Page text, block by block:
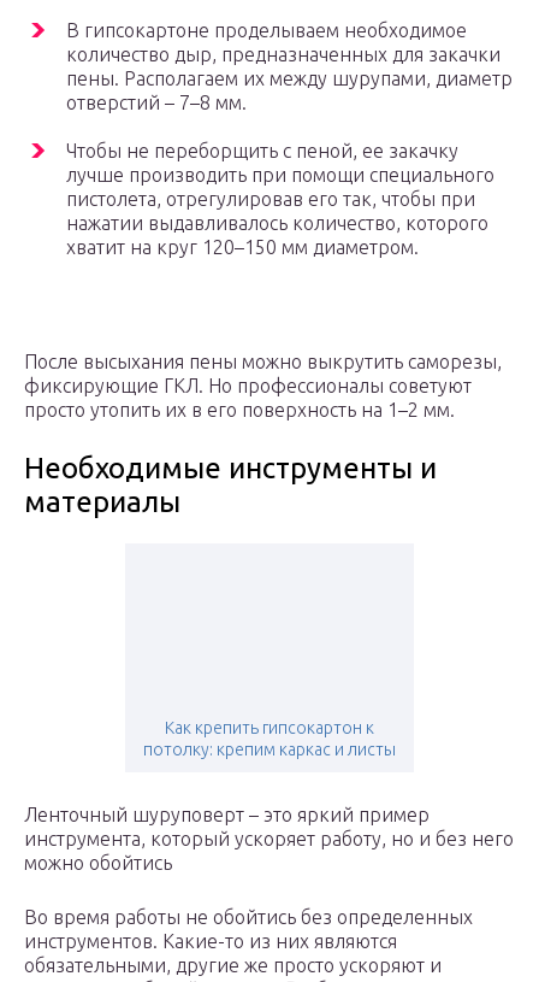
В гипсокартоне проделываем необходимое
количество дыр, предназначенных для закачки
пены. Располагаем их между шурупами, диаметр
отверстий – 7–8 мм.
Чтобы не переборщить с пеной, ее закачку
лучше производить при помощи специального
пистолета, отрегулировав его так, чтобы при
нажатии выдавливалось количество, которого
хватит на круг 120–150 мм диаметром.
После высыхания пены можно выкрутить саморезы,
фиксирующие ГКЛ. Но профессионалы советуют
просто утопить их в его поверхность на 1–2 мм.
Необходимые инструменты и
материалы
Как крепить гипсокартон к
потолку: крепим каркас и листы
Ленточный шуруповерт – это яркий пример
инструмента, который ускоряет работу, но и без него
можно обойтись
Во время работы не обойтись без определенных
инструментов. Какие-то из них являются
обязательными, другие же просто ускоряют и